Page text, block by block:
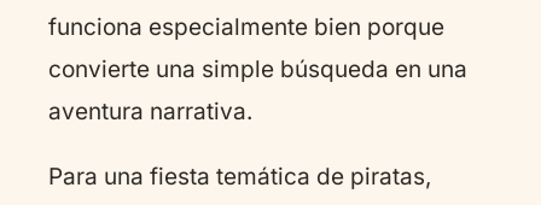
funciona especialmente bien porque
convierte una simple búsqueda en una
aventura narrativa.
Para una fiesta temática de piratas,